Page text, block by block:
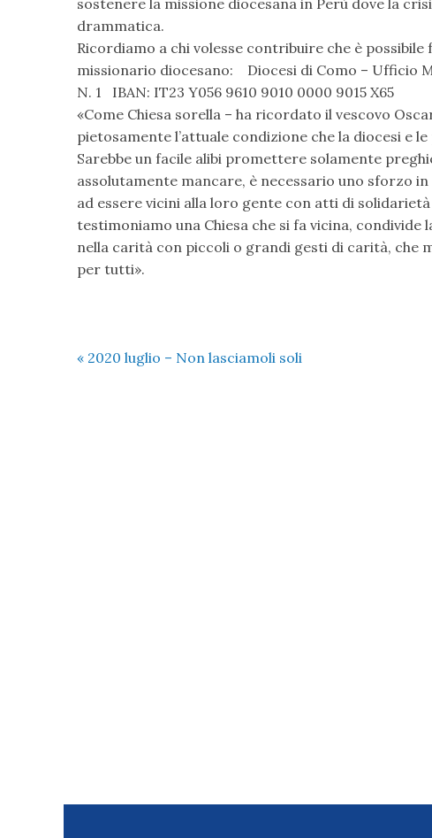
sostenere la missione diocesana in Perù dove la
drammatica.
Ricordiamo a chi volesse contribuire che è
missionario diocesano: Diocesi di Como – Ufficio
N. 1 IBAN: IT23 Y056 9610 9010 0000 9015 X65
«Come Chiesa sorella – ha ricordato il vescovo
pietosamente l’attuale condizione che la diocesi e
Sarebbe un facile alibi promettere solamente
assolutamente mancare, è necessario uno sforzo
ad essere vicini alla loro gente con atti di
testimoniamo una Chiesa che si fa vicina,
nella carità con piccoli o grandi gesti di carità, che
per tutti».
« 2020 luglio – Non lasciamoli soli